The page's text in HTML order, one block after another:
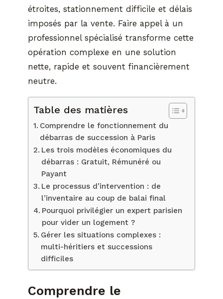
étroites, stationnement difficile et délais
imposés par la vente. Faire appel à un
professionnel spécialisé transforme cette
opération complexe en une solution
nette, rapide et souvent financièrement
neutre.
Table des matières
Comprendre le fonctionnement du
débarras de succession à Paris
Les trois modèles économiques du
débarras : Gratuit, Rémunéré ou
Payant
Le processus d’intervention : de
l’inventaire au coup de balai final
Pourquoi privilégier un expert parisien
pour vider un logement ?
Gérer les situations complexes :
multi-héritiers et successions
difficiles
Comprendre le